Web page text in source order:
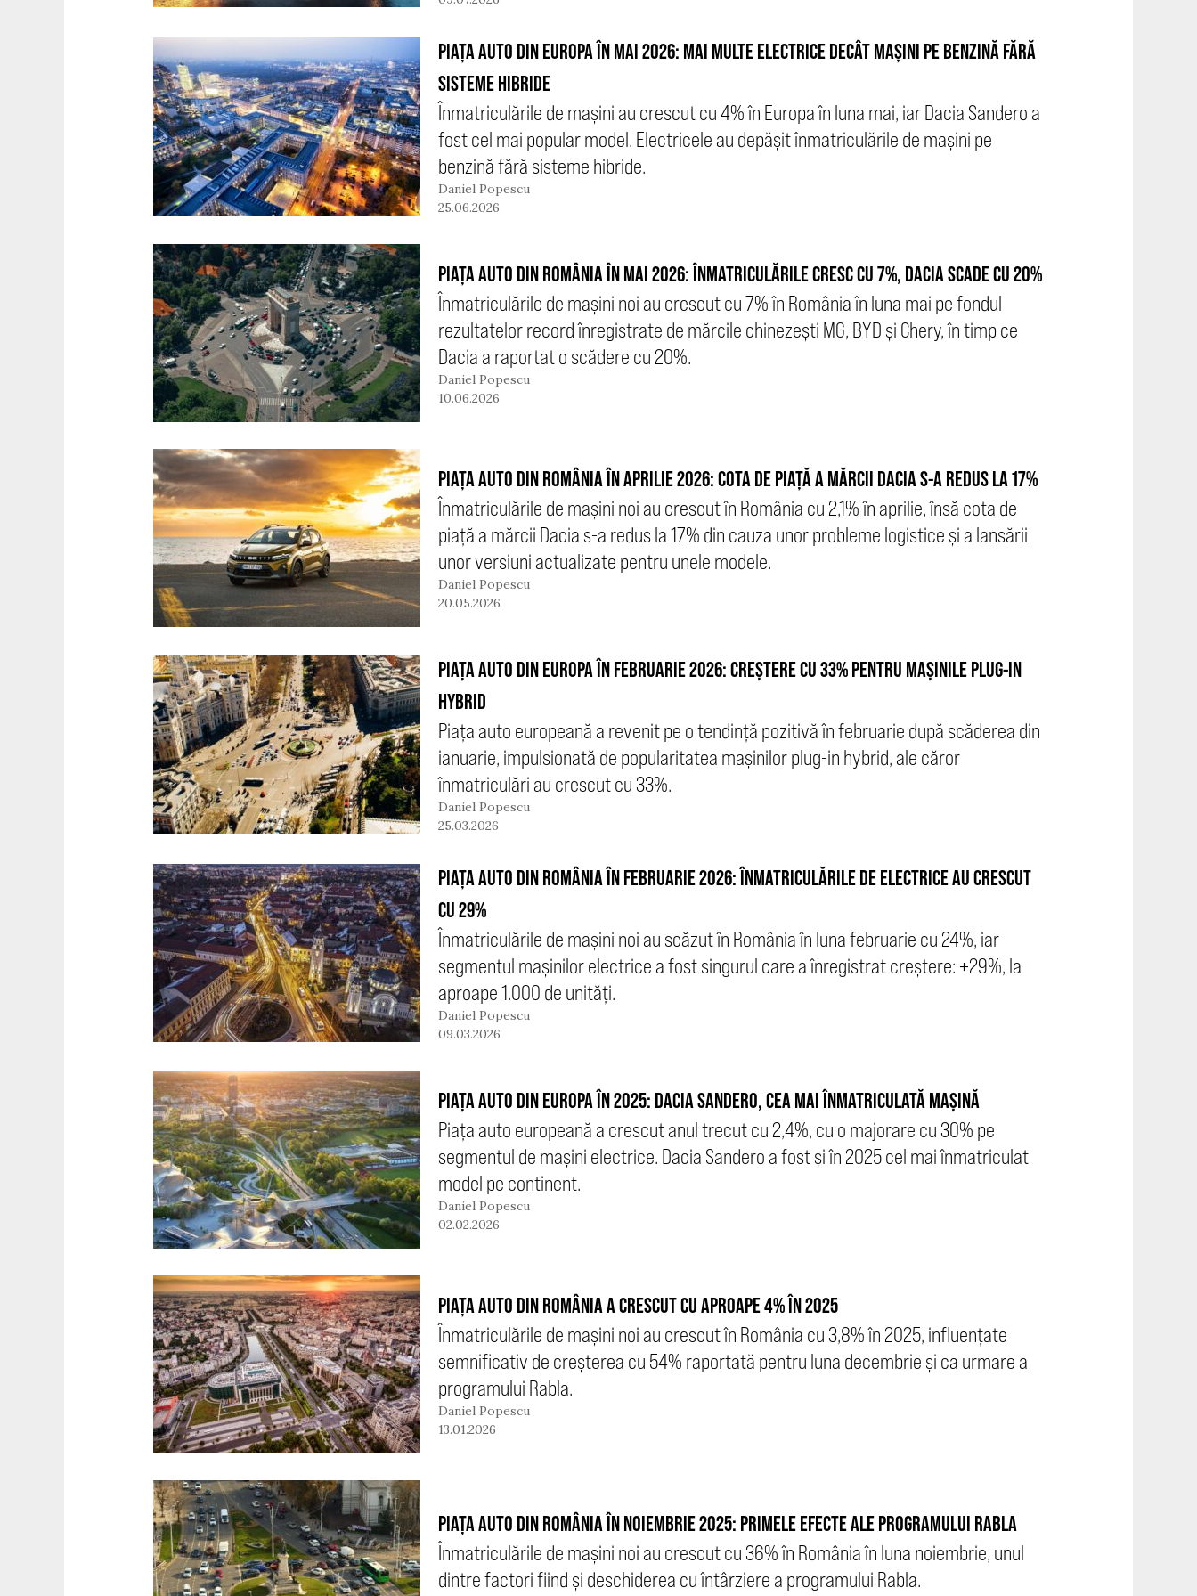
PIAȚA AUTO DIN EUROPA ÎN MAI 2026: MAI MULTE ELECTRICE DECÂT MAȘINI PE BENZINĂ FĂRĂ
SISTEME HIBRIDE
Înmatriculările de mașini au crescut cu 4% în Europa în luna mai, iar Dacia Sandero a
fost cel mai popular model. Electricele au depășit înmatriculările de mașini pe
benzină fără sisteme hibride.
Daniel Popescu
25.06.2026
PIAȚA AUTO DIN ROMÂNIA ÎN MAI 2026: ÎNMATRICULĂRILE CRESC CU 7%, DACIA SCADE CU 20%
Înmatriculările de mașini noi au crescut cu 7% în România în luna mai pe fondul
rezultatelor record înregistrate de mărcile chinezești MG, BYD și Chery, în timp ce
Dacia a raportat o scădere cu 20%.
Daniel Popescu
10.06.2026
PIAȚA AUTO DIN ROMÂNIA ÎN APRILIE 2026: COTA DE PIAȚĂ A MĂRCII DACIA S-A REDUS LA 17%
Înmatriculările de mașini noi au crescut în România cu 2,1% în aprilie, însă cota de
piață a mărcii Dacia s-a redus la 17% din cauza unor probleme logistice și a lansării
unor versiuni actualizate pentru unele modele.
Daniel Popescu
20.05.2026
PIAȚA AUTO DIN EUROPA ÎN FEBRUARIE 2026: CREȘTERE CU 33% PENTRU MAȘINILE PLUG-IN
HYBRID
Piața auto europeană a revenit pe o tendință pozitivă în februarie după scăderea din
ianuarie, impulsionată de popularitatea mașinilor plug-in hybrid, ale căror
înmatriculări au crescut cu 33%.
Daniel Popescu
25.03.2026
PIAȚA AUTO DIN ROMÂNIA ÎN FEBRUARIE 2026: ÎNMATRICULĂRILE DE ELECTRICE AU CRESCUT
CU 29%
Înmatriculările de mașini noi au scăzut în România în luna februarie cu 24%, iar
segmentul mașinilor electrice a fost singurul care a înregistrat creștere: +29%, la
aproape 1.000 de unități.
Daniel Popescu
09.03.2026
PIAȚA AUTO DIN EUROPA ÎN 2025: DACIA SANDERO, CEA MAI ÎNMATRICULATĂ MAȘINĂ
Piața auto europeană a crescut anul trecut cu 2,4%, cu o majorare cu 30% pe
segmentul de mașini electrice. Dacia Sandero a fost și în 2025 cel mai înmatriculat
model pe continent.
Daniel Popescu
02.02.2026
PIAȚA AUTO DIN ROMÂNIA A CRESCUT CU APROAPE 4% ÎN 2025
Înmatriculările de mașini noi au crescut în România cu 3,8% în 2025, influențate
semnificativ de creșterea cu 54% raportată pentru luna decembrie și ca urmare a
programului Rabla.
Daniel Popescu
13.01.2026
PIAȚA AUTO DIN ROMÂNIA ÎN NOIEMBRIE 2025: PRIMELE EFECTE ALE PROGRAMULUI RABLA
Înmatriculările de mașini noi au crescut cu 36% în România în luna noiembrie, unul
dintre factori fiind și deschiderea cu întârziere a programului Rabla.